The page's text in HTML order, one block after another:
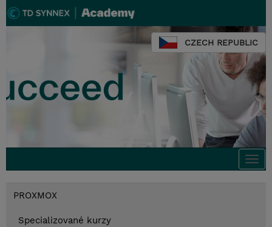
CZECH REPUBLIC
PROXMOX
Specializované kurzy